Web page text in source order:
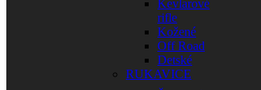
Kevlarové
rifle
Kožené
Off Road
Detské
RUKAVICE